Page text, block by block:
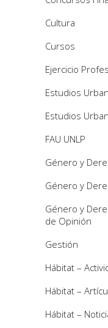
Cultura
Cursos
Ejercicio
Estudios
Estudios
FAU UNLP
Género y
Género y
Género y
de Opinión
Gestión
Hábitat –
Hábitat –
Hábitat –